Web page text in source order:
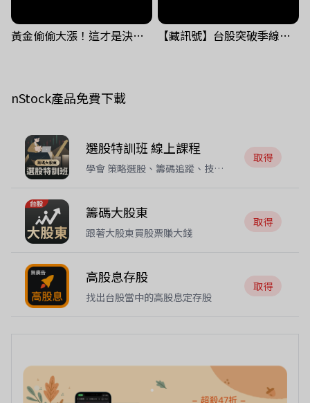
黃金偷偷大漲！這才是決定台股生死的「真風向球」！｜Mr.Jimmy高志銘 #黃金 #美元指數 #聯準會 【藏訊號】台股突破季線，週一我提醒了這個關鍵訊號
nStock產品免費下載
選股特訓班 線上課程
學會 策略選股、籌碼追蹤、技術
取得
籌碼大股東
跟著大股東買股票賺大錢
取得
高股息存股
找出台股當中的高股息定存股
取得